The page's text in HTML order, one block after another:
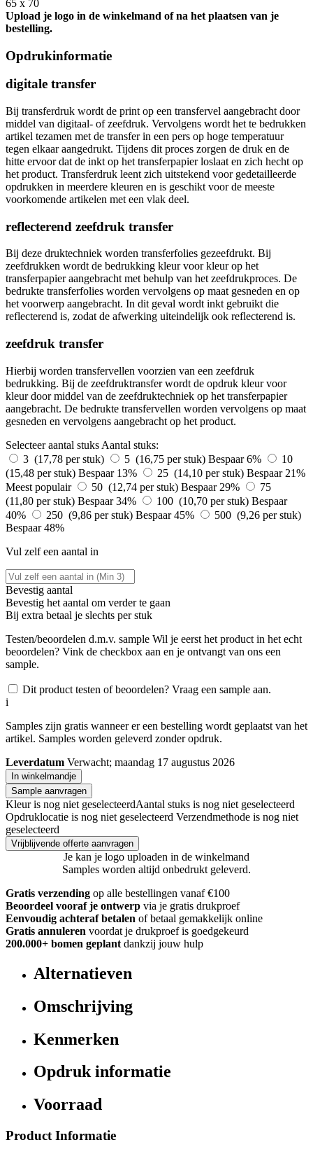
65 x 70
Upload je logo in de winkelmand of na het plaatsen van je
bestelling.
Opdrukinformatie
digitale transfer
Bij transferdruk wordt de print op een transfervel aangebracht door
middel van digitaal- of zeefdruk. Vervolgens wordt het te bedrukken
artikel tezamen met de transfer in een pers op hoge temperatuur
tegen elkaar aangedrukt. Tijdens dit proces zorgen de druk en de
hitte ervoor dat de inkt op het transferpapier loslaat en zich hecht op
het product. Transferdruk leent zich uitstekend voor gedetailleerde
opdrukken in meerdere kleuren en is geschikt voor de meeste
voorkomende artikelen met een vlak deel.
reflecterend zeefdruk transfer
Bij deze druktechniek worden transferfolies gezeefdrukt. Bij
zeefdrukken wordt de bedrukking kleur voor kleur op het
transferpapier aangebracht met behulp van het zeefdrukproces. De
bedrukte transferfolies worden vervolgens op maat gesneden en op
het voorwerp aangebracht. In dit geval wordt inkt gebruikt die
reflecterend is, zodat de afwerking uiteindelijk ook reflecterend is.
zeefdruk transfer
Hierbij worden transfervellen voorzien van een zeefdruk
bedrukking. Bij de zeefdruktransfer wordt de opdruk kleur voor
kleur door middel van de zeefdruktechniek op het transferpapier
aangebracht. De bedrukte transfervellen worden vervolgens op maat
gesneden en vervolgens aangebracht op het product.
Selecteer aantal stuks Aantal stuks:
3 (17,78 per stuk)
5 (16,75 per stuk) Bespaar 6%
10
(15,48 per stuk) Bespaar 13% 25 (14,10 per stuk) Bespaar 21%
Meest populair
50 (12,74 per stuk) Bespaar 29%
75
(11,80 per stuk) Bespaar 34% 100 (10,70 per stuk) Bespaar
40%
250 (9,86 per stuk) Bespaar 45%
500 (9,26 per stuk)
Bespaar 48%
Vul zelf een aantal in
Bevestig aantal
Bevestig het aantal om verder te gaan
Bij extra betaal je slechts per stuk
Testen/beoordelen d.m.v. sample Wil je eerst het product in het echt
beoordelen? Vink de checkbox aan en je ontvangt van ons een
sample.
Dit product testen of beoordelen? Vraag een sample aan.
i
Samples zijn gratis wanneer er een bestelling wordt geplaatst van het
artikel. Samples worden geleverd zonder opdruk.
Leverdatum Verwacht; maandag 17 augustus 2026
In winkelmandje
Sample aanvragen
Kleur is nog niet geselecteerdAantal stuks is nog niet geselecteerd
Opdruklocatie is nog niet geselecteerd Verzendmethode is nog niet
geselecteerd
Vrijblijvende offerte aanvragen
Je kan je logo uploaden in de winkelmand
Samples worden altijd onbedrukt geleverd.
Gratis verzending op alle bestellingen vanaf €100
Beoordeel vooraf je ontwerp via je gratis drukproef
Eenvoudig achteraf betalen of betaal gemakkelijk online
Gratis annuleren voordat je drukproef is goedgekeurd
200.000+ bomen geplant dankzij jouw hulp
Alternatieven
Omschrijving
Kenmerken
Opdruk informatie
Voorraad
Product Informatie